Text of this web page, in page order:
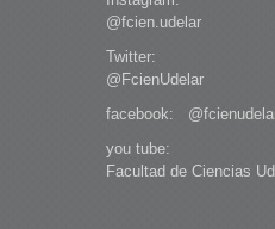
@fcien.udelar
Twitter:
@FcienUdelar
facebook:
you tube:
Facultad de Ciencias